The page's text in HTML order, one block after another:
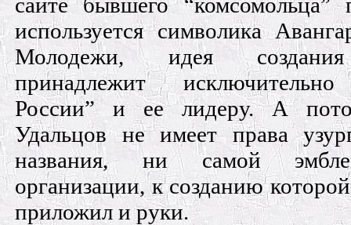
используется символика
Молодежи, идея
принадлежит
России” и ее лидеру. А
Удальцов не имеет права
названия, ни самой
организации, к созданию
приложил и руки.